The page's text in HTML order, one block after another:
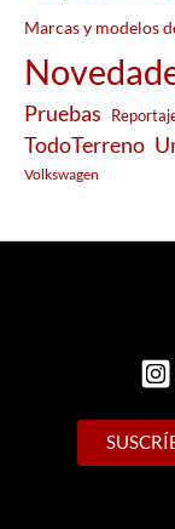
Marcas y modelos
Pruebas
TodoTerreno
Volkswagen